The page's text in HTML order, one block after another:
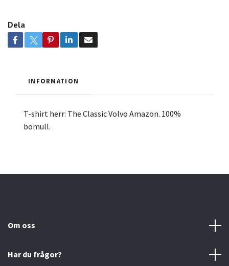
Dela
INFORMATION
T-shirt herr: The Classic Volvo Amazon. 100%
bomull.
Om oss
Har du frågor?